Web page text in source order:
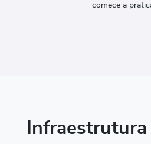
comece a